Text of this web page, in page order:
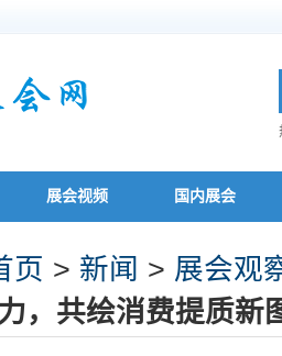
展会视频 国内展会
页 > 新闻 > 展会观
，共绘消费提质新